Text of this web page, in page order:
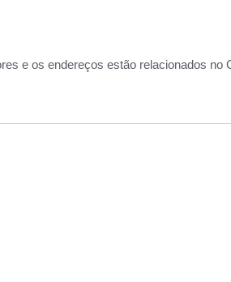
e os endereços estão relacionados no